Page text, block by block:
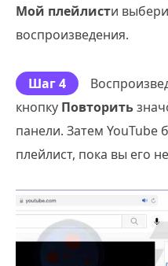
Мой плейлисти
воспроизведения.
Шаг 4
кнопку Повторить
панели. Затем YouTube
плейлист, пока вы его